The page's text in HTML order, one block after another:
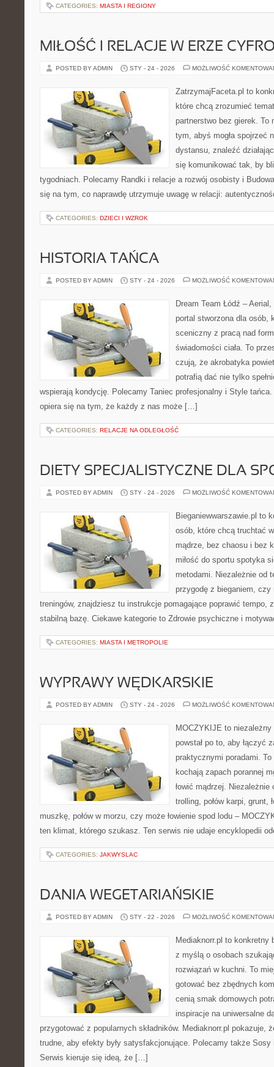
CATEGORIES: MIASTA I REGIONY
MIŁOŚĆ I RELACJE W ERZE
POSTED BY ADMIN STY - 24 - 2026 MOŻLIWOŚĆ
ZatrzymajFaceta.pl to
które chcą zrozumieć
partnerstwo bez gierek. To
tym, abyś mogła spojrzeć
dystansu, znaleźć
się komunikować tak, by
tygodniach. Polecamy Randki i relacje a rozwój osobisty i
się na tym, co naprawdę utrzymuje uwagę w relacji:
CATEGORIES: DZIECI I WZROK
HISTORIA TAŃCA
POSTED BY ADMIN STY - 24 - 2026 MOŻLIWOŚĆ
Dream Team Łódź –
portal stworzona dla osób,
sceniczny z pracą nad
świadomości ciała. To
czują, że akrobatyka
potrafią dać nie tylko
wspierają kondycję. Polecamy Taniec profesjonalny i Style
opiera się na tym, że każdy z nas może […]
CATEGORIES: RELACJE NA ODLEGŁOŚĆ
DIETY SPECJALISTYCZNE DLA
POSTED BY ADMIN STY - 24 - 2026 MOŻLIWOŚĆ
Bieganiewwarszawie.pl to
osób, które chcą truchtać
mądrze, bez chaosu i bez
miłość do sportu spotyka
metodami. Niezależnie od
przygodę z bieganiem,
treningów, znajdziesz tu instrukcje pomagające poprawić tempo,
stabilną bazę. Ciekawe kategorie to Zdrowie psychiczne i
CATEGORIES: MIASTA I METROPOLIE
WYPRAWY WĘDKARSKIE
POSTED BY ADMIN STY - 24 - 2026 MOŻLIWOŚĆ
MOCZYKIJE to
powstał po to, aby łączyć
praktycznymi poradami.
kochają zapach porannej
łowić mądrzej.
trolling, połów karpi, grunt,
muszkę, połów w morzu, czy może łowienie spod lodu –
ten klimat, którego szukasz. Ten serwis nie udaje encyklopedii
CATEGORIES: JAKWYSLAC
DANIA WEGETARIAŃSKIE
POSTED BY ADMIN STY - 22 - 2026 MOŻLIWOŚĆ
Mediaknorr.pl to konkretny
z myślą o osobach
rozwiązań w kuchni. To
gotować bez zbędnych
cenią smak domowych
inspiracje na uniwersalne
przygotować z popularnych składników. Mediaknorr.pl pokazuje,
trudne, aby efekty były satysfakcjonujące. Polecamy także
Serwis kieruje się ideą, że […]